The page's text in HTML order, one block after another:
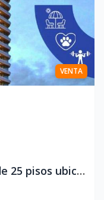
VENTA
Elegante y moderna torre de 25 pisos ubicada en Alma Rosa I